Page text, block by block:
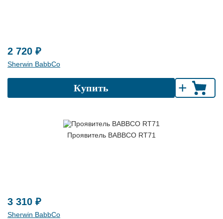
2 720 ₽
Sherwin BabbCo
Купить +
Проявитель BABBCO RT71
3 310 ₽
Sherwin BabbCo